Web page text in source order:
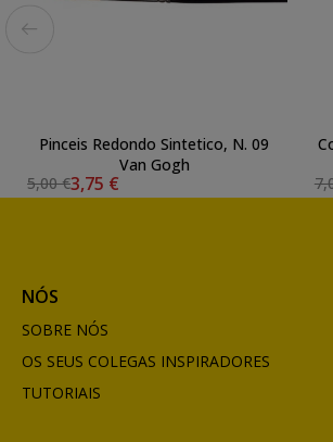
Pinceis Redondo Sintetico, N. 09
Van Gogh
5,00 €3,75 €
NÓS
SOBRE NÓS
OS SEUS COLEGAS INSPIRADORES
TUTORIAIS